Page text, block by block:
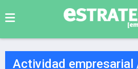
Actividad empresarial